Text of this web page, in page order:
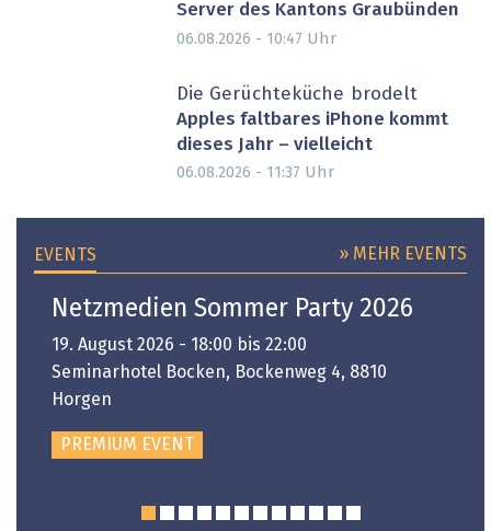
Server des Kantons Graubünden
06.08.2026 - 10:47 Uhr
Die Gerüchteküche brodelt
Apples faltbares iPhone kommt
dieses Jahr – vielleicht
06.08.2026 - 11:37 Uhr
EVENTS » MEHR EVENTS
Netzmedien Sommer Party 2026
19. August 2026 - 18:00 bis 22:00
Seminarhotel Bocken, Bockenweg 4, 8810
Horgen
PREMIUM EVENT